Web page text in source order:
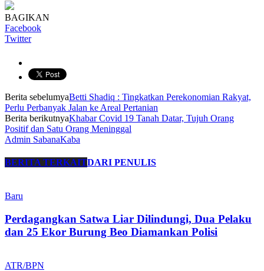
BAGIKAN
Facebook
Twitter
Berita sebelumyaBetti Shadiq : Tingkatkan Perekonomian Rakyat,
Perlu Perbanyak Jalan ke Areal Pertanian
Berita berikutnyaKhabar Covid 19 Tanah Datar, Tujuh Orang
Positif dan Satu Orang Meninggal
Admin SabanaKaba
BERITA TERKAITDARI PENULIS
Baru
Perdagangkan Satwa Liar Dilindungi, Dua Pelaku
dan 25 Ekor Burung Beo Diamankan Polisi
ATR/BPN